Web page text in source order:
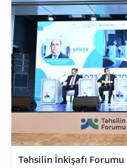
Təhsilin İnkişafı